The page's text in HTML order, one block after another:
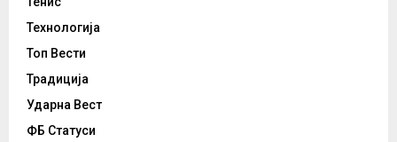
Технологија
Топ Вести
Традиција
Ударна Вест
ФБ Статуси